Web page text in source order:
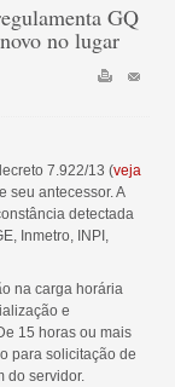
GQ
no lugar
7.922/13 (veja
seu antecessor. A
detectada
Inmetro, INPI,
na carga horária
e
15 horas ou mais
para solicitação de
do servidor.